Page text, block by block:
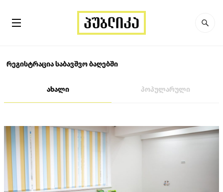
რეგისტრაცია საბავშვო ბაღებში
ახალი პოპულარული